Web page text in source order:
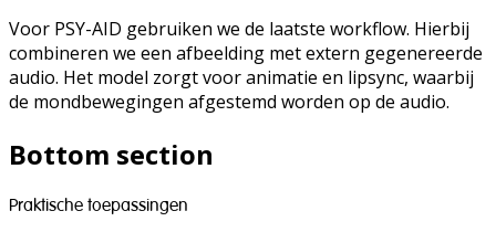
Voor PSY-AID gebruiken we de laatste workflow. Hierbij
combineren we een afbeelding met extern gegenereerde
audio. Het model zorgt voor animatie en lipsync, waarbij
de mondbewegingen afgestemd worden op de audio.
Bottom section
Praktische toepassingen